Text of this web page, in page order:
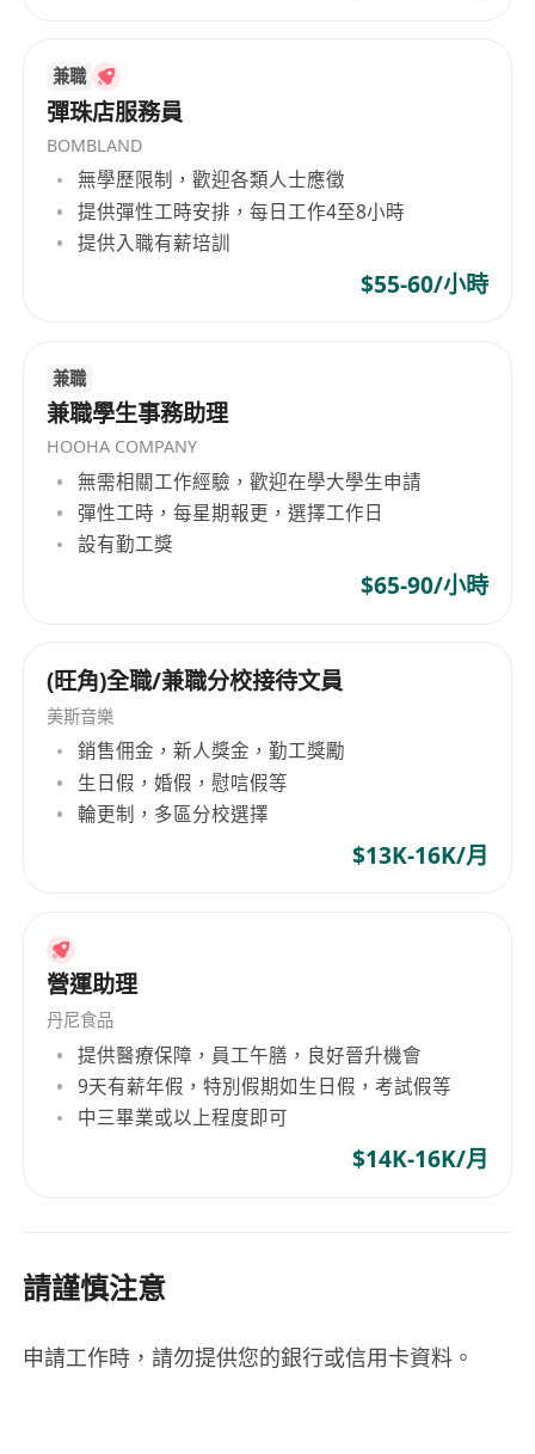
-有银行业工作经验者优先
-对金融业有浓厚兴趣，渴望利用跨境网络和资源获
得商机
我们提供：
-预期年薪：60万港元或以上
-专业培训和导师计划（如何成为MDRT合格者的岗
-海外旅行和会议
-IIQE论文1和3许可证培训
-竣工证书
请不要犹豫，注册并加入我们
仅限香港身份证持有人和IANG高才优才签证
有意者请点击“立即申请”按钮发送您完整的简历。所
有申请人提供的所有信息将严格保密，仅用于招聘
们是一群年轻、充满活力、雄心勃勃的人才，致力
于为个人提供专业、量身定制的财富管理…
兼職
彈珠店服務員
BOMBLAND
無學歷限制，歡迎各類人士應徵
提供彈性工時安排，每日工作4至8小時
提供入職有薪培訓
$55-60/小時
兼職
兼職學生事務助理
HOOHA COMPANY
無需相關工作經驗，歡迎在學大學生申請
彈性工時，每星期報更，選擇工作日
設有勤工獎
$65-90/小時
(旺角)全職/兼職分校接待文員
美斯音樂
銷售佣金，新人獎金，勤工獎勵
生日假，婚假，慰唁假等
輪更制，多區分校選擇
$13K-16K/月
營運助理
丹尼食品
提供醫療保障，員工午膳，良好晉升機會
9天有薪年假，特別假期如生日假，考試假等
中三畢業或以上程度即可
$14K-16K/月
請謹慎注意
申請工作時，請勿提供您的銀行或信用卡資料。